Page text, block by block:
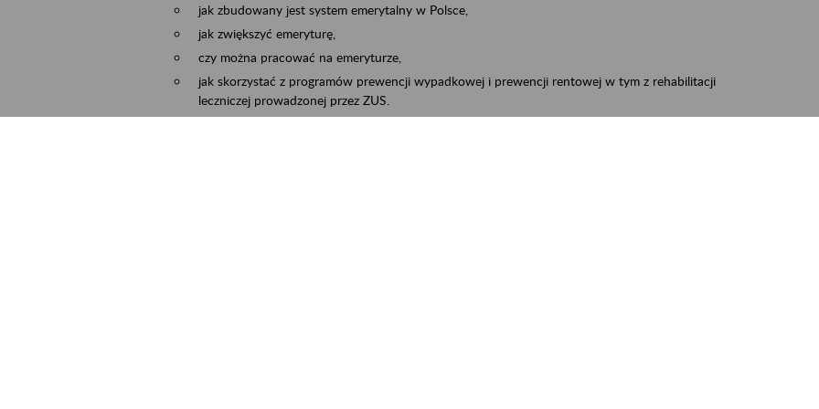
jak zbudowany jest system emerytalny w Polsce,
jak zwiększyć emeryturę,
czy można pracować na emeryturze,
jak skorzystać z programów prewencji wypadkowej i prewencji rentowej w tym z rehabilitacji
leczniczej prowadzonej przez ZUS.